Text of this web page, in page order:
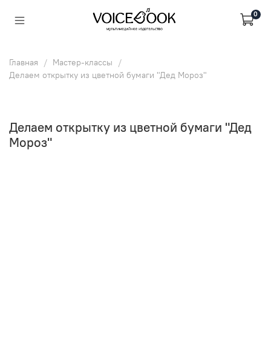
0
Главная
Мастер-классы
Делаем открытку из цветной бумаги "Дед Мороз"
Делаем открытку из цветной бумаги "Дед
Мороз"